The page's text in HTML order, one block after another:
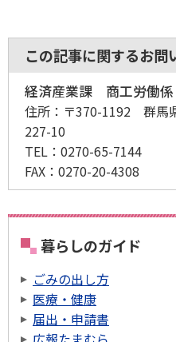
この記事に関するお問
経済産業課 商工労働係
住所： 〒370-1192 群馬
227-10
TEL： 0270-65-7144
FAX： 0270-20-4308
暮らしのガイド
ごみの出し方
医療・健康
届出・申請書